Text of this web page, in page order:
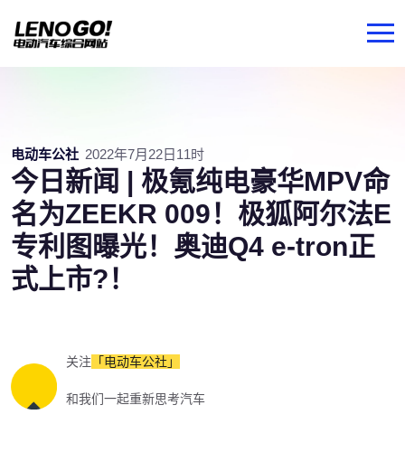
电动车公社 2022年7月22日11时
今日新闻 | 极氪纯电豪华MPV命
名为ZEEKR 009！极狐阿尔法E
专利图曝光！奥迪Q4 e-tron正
式上市?！
关注 「电动车公社」
和我们一起重新思考汽车